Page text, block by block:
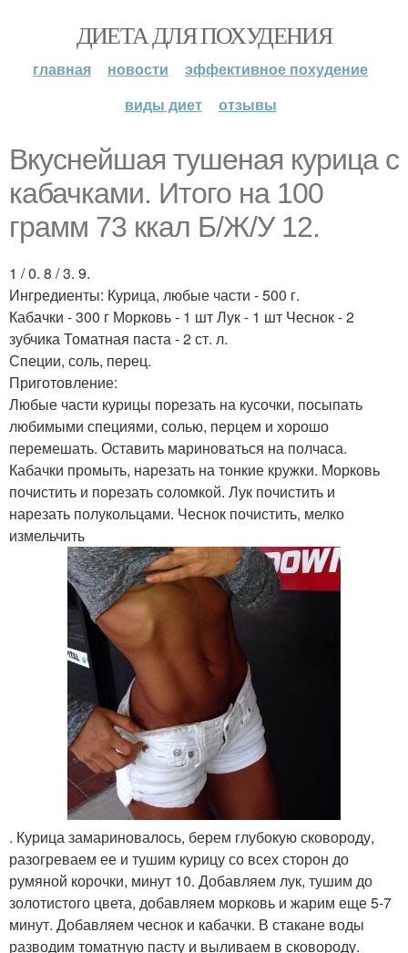
ДИЕТА ДЛЯ ПОХУДЕНИЯ
главная новости
эффективное похудение
виды диет
отзывы
Вкуснейшая тушеная курица с
кабачками. Итого на 100
грамм 73 ккал Б/Ж/У 12.
1 / 0. 8 / 3. 9.
Ингредиенты: Курица, любые части - 500 г.
Кабачки - 300 г Морковь - 1 шт Лук - 1 шт Чеснок - 2
зубчика Томатная паста - 2 ст. л.
Специи, соль, перец.
Приготовление:
Любые части курицы порезать на кусочки, посыпать
любимыми специями, солью, перцем и хорошо
перемешать. Оставить мариноваться на полчаса.
Кабачки промыть, нарезать на тонкие кружки. Морковь
почистить и порезать соломкой. Лук почистить и
нарезать полукольцами. Чеснок почистить, мелко
измельчить
. Курица замариновалось, берем глубокую сковороду,
разогреваем ее и тушим курицу со всех сторон до
румяной корочки, минут 10. Добавляем лук, тушим до
золотистого цвета, добавляем морковь и жарим еще 5-7
минут. Добавляем чеснок и кабачки. В стакане воды
разводим томатную пасту и выливаем в сковороду.